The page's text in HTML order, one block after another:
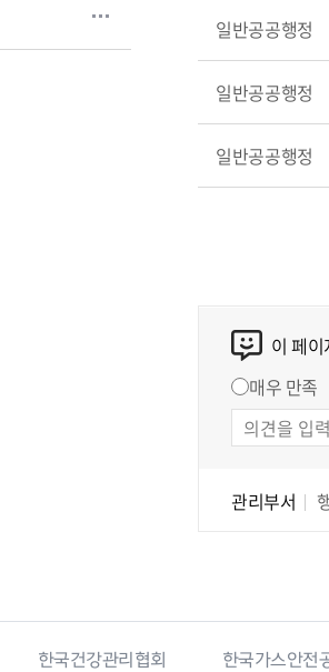
일반공공행정
일반공공행정
일반공공행정
이 페
매우 만족
관리부서
한국가스안전공사 경기도 부동산